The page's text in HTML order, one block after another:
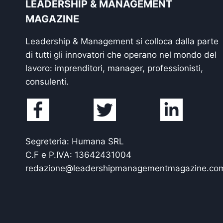
LEADERSHIP & MANAGEMENT
MAGAZINE
Leadership & Management si colloca dalla parte
di tutti gli innovatori che operano nel mondo del
lavoro: imprenditori, manager, professionisti,
consulenti.
Segreteria: Humana SRL
C.F e P.IVA: 13642431004